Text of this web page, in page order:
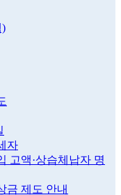
)
자
고액·상습체납자 명
금 제도 안내